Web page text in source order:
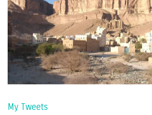
My Tweets